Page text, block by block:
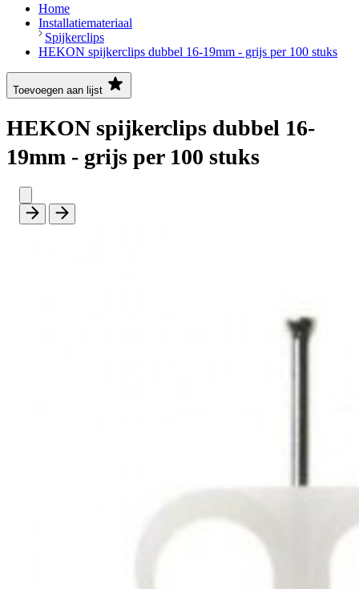
Home
Installatiemateriaal
Spijkerclips
HEKON spijkerclips dubbel 16-19mm - grijs per 100 stuks
Toevoegen aan lijst
HEKON spijkerclips dubbel 16-
19mm - grijs per 100 stuks